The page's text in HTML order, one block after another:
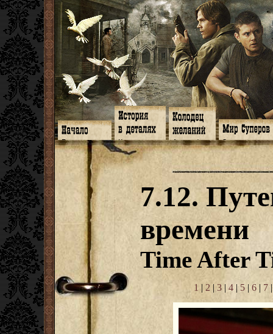
Главная
Программа
Форум
Facebook
Гостевая
Книги
Галереи
Музыка
Видео
Субтитры
Заметки
Мысли
Откровение
Арт-кафе
Игромания
Фанфики
Обои
Фанарт
Анекдоты
Передоз
Страшилки
Знакомство
Обитатели
Семейное
Дневник
Арсенал
СИЗО
Суперы от и
Дневник Джо
7.12.
времени
Time After
1 | 2 | 3 | 4 | 5 | 6 | 7